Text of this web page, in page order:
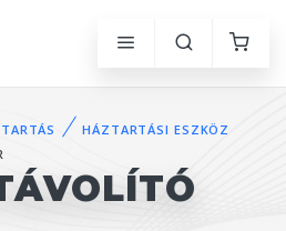
HÁZTARTÁSI ESZKÖZ